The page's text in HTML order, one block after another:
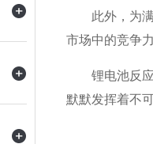
此外，为满
市场中的竞争
锂电池反应
默默发挥着不